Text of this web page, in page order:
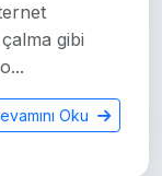
çalma gibi
Oku